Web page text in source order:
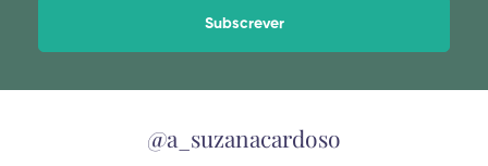
@a_suzanacardoso